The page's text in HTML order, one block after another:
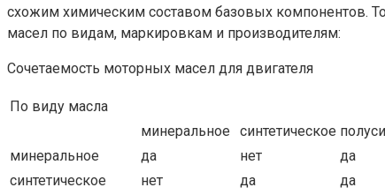
схожим химическим составом базовых компонентов.
масел по видам, маркировкам и производителям:
Сочетаемость моторных масел для двигателя
По виду масла
минеральное
синтетическое
минеральное
да нет да
синтетическое
нет да да